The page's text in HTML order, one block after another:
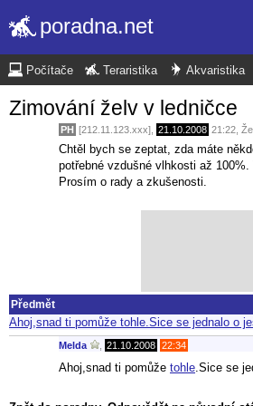
poradna.net
Počítače Teraristika Akvaristika
Zimování želv v ledničce
PH [212.11.123.xxx], 21.10.2008 21:22
Chtěl bych se zeptat, zda máte
potřebné vzdušné vlhkosti až
Prosím o rady a zkušenosti.
Předmět
Ahoj,snad ti pomůže tohle.Sice se jednalo o
Melda 21.10.2008 22:34
Ahoj,snad ti pomůže tohle .Sice se